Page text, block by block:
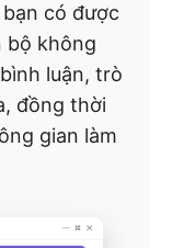
có được
bộ không
luận, trò
đồng thời
gian làm